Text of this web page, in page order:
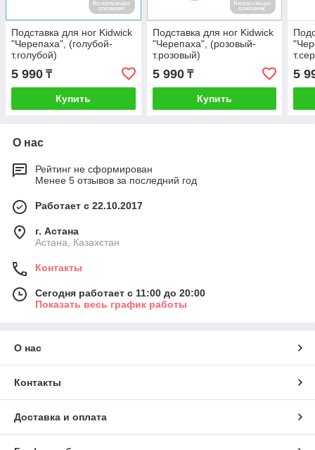
Подставка для ног Kidwick
"Черепаха", (голубой-
т.голубой)
5 990 ₸
Купить
Подставка для ног Kidwick
"Черепаха", (розовый-
т.розовый)
5 990₸
Купить
5
О нас
Рейтинг не сформирован
Менее 5 отзывов за последний год
Работает с 22.10.2017
г. Астана
Астана, Казахстан
Контакты
Сегодня работает с 11:00 до 20:00
Показать весь график работы
О нас
Контакты
Доставка и оплата